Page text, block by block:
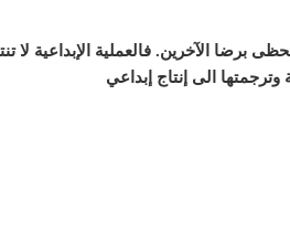
برضا الآخرين. فالعملية
الى إنتاج إبداعي